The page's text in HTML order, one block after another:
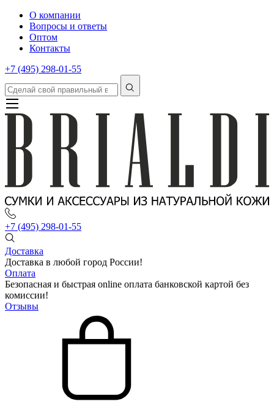
О компании
Вопросы и ответы
Оптом
Контакты
+7 (495) 298-01-55
+7 (495) 298-01-55
Доставка
Доставка в любой город России!
Оплата
Безопасная и быстрая online оплата банковской картой без
комиссии!
Отзывы